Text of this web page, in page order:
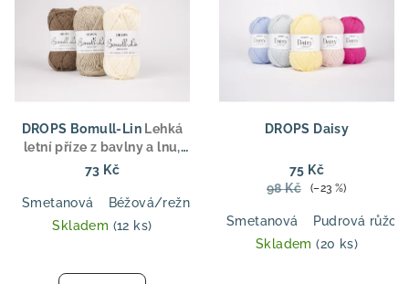
DROPS Bomull-Lin Lehká
letní příze z bavlny a lnu,
aran tloušťka, pro svetry,
73 Kč
Smetanová Béžová/režná
Skladem (12 ks)
DROPS Daisy
75 Kč
98 Kč
(–23 %)
Smetanová
Pudrová
Skladem(20 ks)